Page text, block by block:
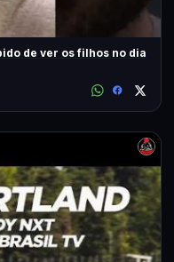
de ver os filhos no dia